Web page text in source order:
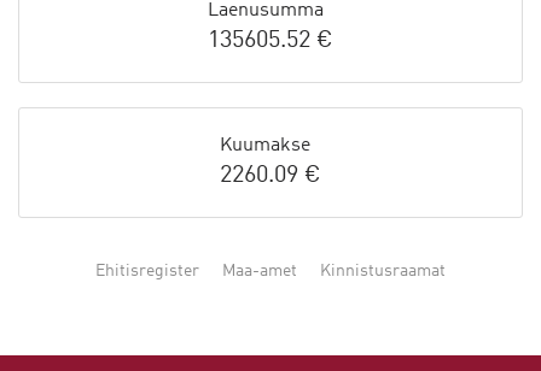
Laenusumma
135605.52 €
Kuumakse
2260.09 €
Ehitisregister Maa-amet Kinnistusraamat